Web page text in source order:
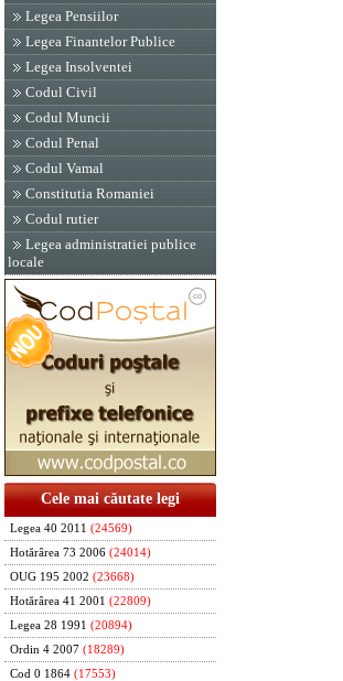
Legea Pensiilor
Legea Finantelor Publice
Legea Insolventei
Codul Civil
Codul Muncii
Codul Penal
Codul Vamal
Constitutia Romaniei
Codul rutier
Legea administratiei publice
locale
Cele mai căutate legi
Legea 40 2011 (24569)
Hotărârea 73 2006 (24014)
OUG 195 2002 (23668)
Hotărârea 41 2001 (22809)
Legea 28 1991 (20894)
Ordin 4 2007 (18289)
Cod 0 1864 (17553)